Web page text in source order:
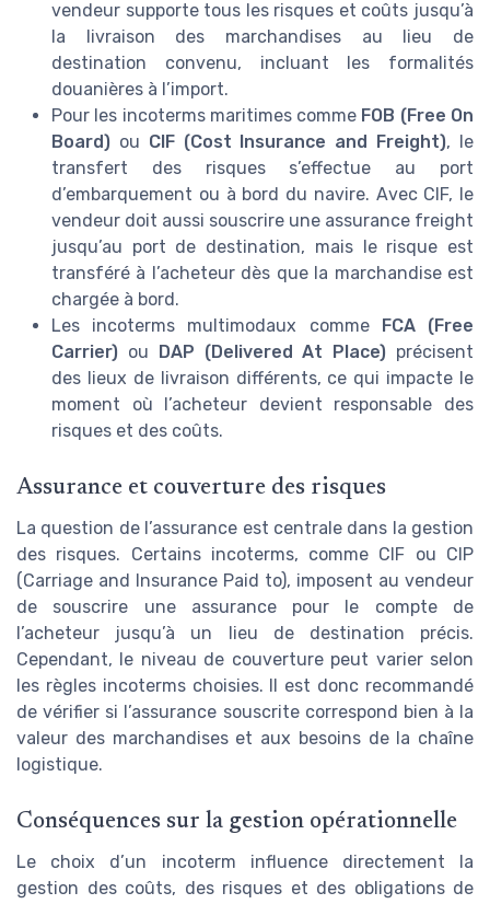
vendeur supporte tous les risques et coûts jusqu’à
la livraison des marchandises au lieu de
destination convenu, incluant les formalités
douanières à l’import.
Pour les incoterms maritimes comme FOB (Free On
Board) ou CIF (Cost Insurance and Freight), le
transfert des risques s’effectue au port
d’embarquement ou à bord du navire. Avec CIF, le
vendeur doit aussi souscrire une assurance freight
jusqu’au port de destination, mais le risque est
transféré à l’acheteur dès que la marchandise est
chargée à bord.
Les incoterms multimodaux comme
FCA (Free
Carrier) ou DAP (Delivered At Place) précisent
des lieux de livraison différents, ce qui impacte le
moment où l’acheteur devient responsable des
risques et des coûts.
Assurance et couverture des risques
La question de l’assurance est centrale dans la gestion
des risques. Certains incoterms, comme CIF ou CIP
(Carriage and Insurance Paid to), imposent au vendeur
de souscrire une assurance pour le compte de
l’acheteur jusqu’à un lieu de destination précis.
Cependant, le niveau de couverture peut varier selon
les règles incoterms choisies. Il est donc recommandé
de vérifier si l’assurance souscrite correspond bien à la
valeur des marchandises et aux besoins de la chaîne
logistique.
Conséquences sur la gestion opérationnelle
Le choix d’un incoterm influence directement la
gestion des coûts, des risques et des obligations de